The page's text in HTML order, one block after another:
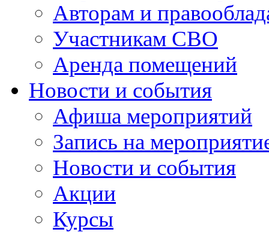
Авторам и
Участникам СВО
Аренда помещений
Новости и события
Афиша мероприятий
Запись на
Новости и события
Акции
Курсы